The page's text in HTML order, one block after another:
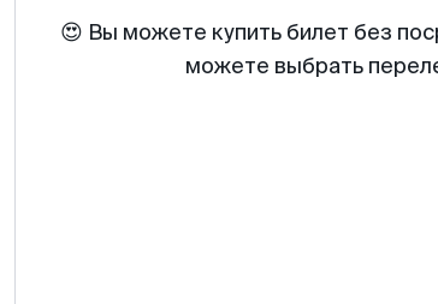
😍 Вы можете купить билет без
можете выбрать